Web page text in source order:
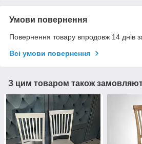
Умови повернення
Повернення товару впродовж 14 днів
Всі умови повернення
З цим товаром також